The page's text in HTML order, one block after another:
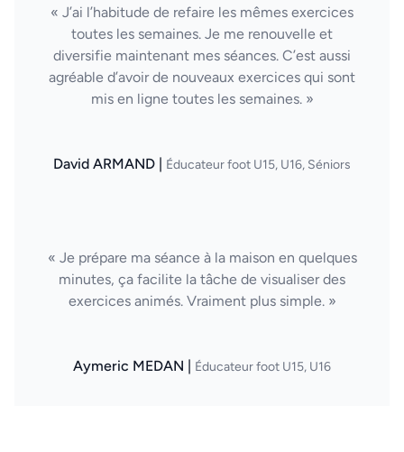
« J’ai l’habitude de refaire les mêmes exercices
toutes les semaines. Je me renouvelle et
diversifie maintenant mes séances. C’est aussi
agréable d’avoir de nouveaux exercices qui sont
mis en ligne toutes les semaines. »
David ARMAND | Éducateur foot U15, U16, Séniors
« Je prépare ma séance à la maison en quelques
minutes, ça facilite la tâche de visualiser des
exercices animés. Vraiment plus simple. »
Aymeric MEDAN | Éducateur foot U15, U16